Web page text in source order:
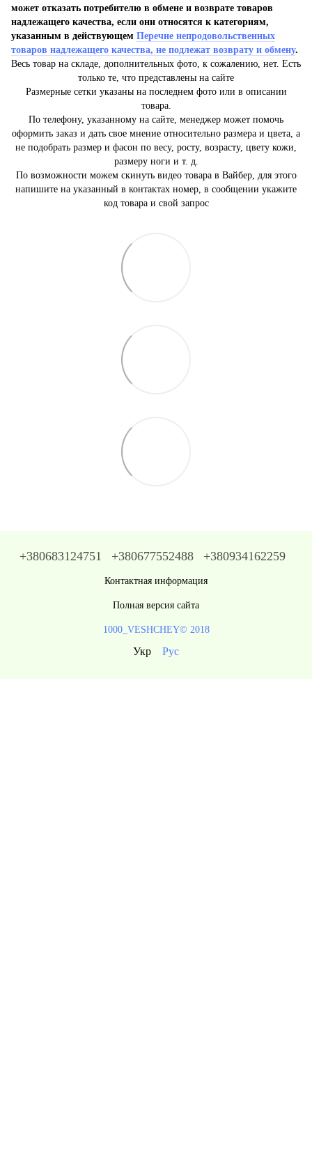
может отказать потребителю в обмене и возврате товаров
надлежащего качества, если они относятся к категориям,
указанным в действующем Перечне непродовольственных
товаров надлежащего качества, не подлежат возврату и обмену.
Весь товар на складе, дополнительных фото, к сожалению, нет. Есть
только те, что представлены на сайте
Размерные сетки указаны на последнем фото или в описании
товара.
По телефону, указанному на сайте, менеджер может помочь
оформить заказ и дать свое мнение относительно размера и цвета, а
не подобрать размер и фасон по весу, росту, возрасту, цвету кожи,
размеру ноги и т. д.
По возможности можем скинуть видео товара в Вайбер, для этого
напишите на указанный в контактах номер, в сообщении укажите
код товара и свой запрос
+380683124751 +380677552488 +380934162259
Контактная информация
Полная версия сайта
1000_VESHCHEY© 2018
Укр Рус